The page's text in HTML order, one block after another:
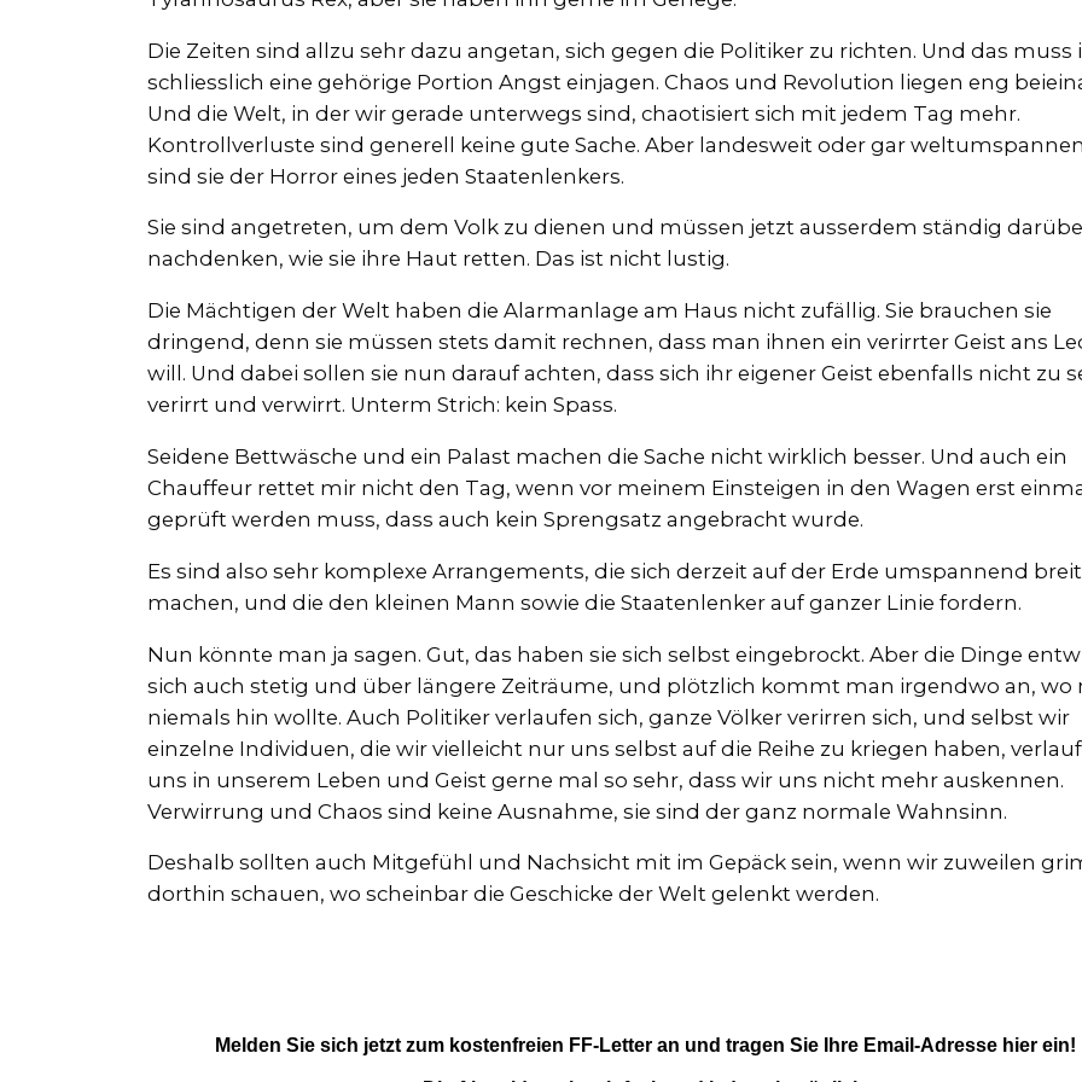
Die Zeiten sind allzu sehr dazu angetan, sich gegen die Politiker zu richten. Und das muss
schliesslich eine gehörige Portion Angst einjagen. Chaos und Revolution liegen eng
Und die Welt, in der wir gerade unterwegs sind, chaotisiert sich mit jedem Tag mehr.
Kontrollverluste sind generell keine gute Sache. Aber landesweit oder gar
sind sie der Horror eines jeden Staatenlenkers.
Sie sind angetreten, um dem Volk zu dienen und müssen jetzt ausserdem ständig
nachdenken, wie sie ihre Haut retten. Das ist nicht lustig.
Die Mächtigen der Welt haben die Alarmanlage am Haus nicht zufällig. Sie brauchen sie
dringend, denn sie müssen stets damit rechnen, dass man ihnen ein verirrter Geist ans
will. Und dabei sollen sie nun darauf achten, dass sich ihr eigener Geist ebenfalls nicht zu
verirrt und verwirrt. Unterm Strich: kein Spass.
Seidene Bettwäsche und ein Palast machen die Sache nicht wirklich besser. Und auch ein
Chauffeur rettet mir nicht den Tag, wenn vor meinem Einsteigen in den Wagen erst
geprüft werden muss, dass auch kein Sprengsatz angebracht wurde.
Es sind also sehr komplexe Arrangements, die sich derzeit auf der Erde umspannend breit
machen, und die den kleinen Mann sowie die Staatenlenker auf ganzer Linie fordern.
Nun könnte man ja sagen. Gut, das haben sie sich selbst eingebrockt. Aber die Dinge
sich auch stetig und über längere Zeiträume, und plötzlich kommt man irgendwo an, wo
niemals hin wollte. Auch Politiker verlaufen sich, ganze Völker verirren sich, und selbst wir
einzelne Individuen, die wir vielleicht nur uns selbst auf die Reihe zu kriegen haben,
uns in unserem Leben und Geist gerne mal so sehr, dass wir uns nicht mehr auskennen.
Verwirrung und Chaos sind keine Ausnahme, sie sind der ganz normale Wahnsinn.
Deshalb sollten auch Mitgefühl und Nachsicht mit im Gepäck sein, wenn wir zuweilen
dorthin schauen, wo scheinbar die Geschicke der Welt gelenkt werden.
Melden Sie sich jetzt zum kostenfreien FF-Letter an und tragen Sie Ihre Email-Adresse hier ein!